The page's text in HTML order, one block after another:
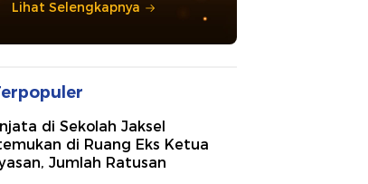
Lihat Selengkapnya
di Sekolah Jaksel
di Ruang Eks Ketua
Jumlah Ratusan